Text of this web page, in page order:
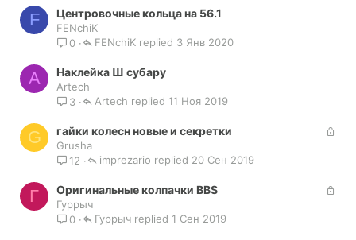
F Центровочные кольца на 56.1
FENchiK
0
3 Янв 2020
FENchiK
A Наклейка Ш субару
Artech
3
11 Ноя 2019
Artech
G гайки колесн новые и секретки
Grusha
12
20 Сен 2019
imprezario
Г Оригинальные колпачки BBS
Гуррыч
0
1 Сен 2019
Гуррыч